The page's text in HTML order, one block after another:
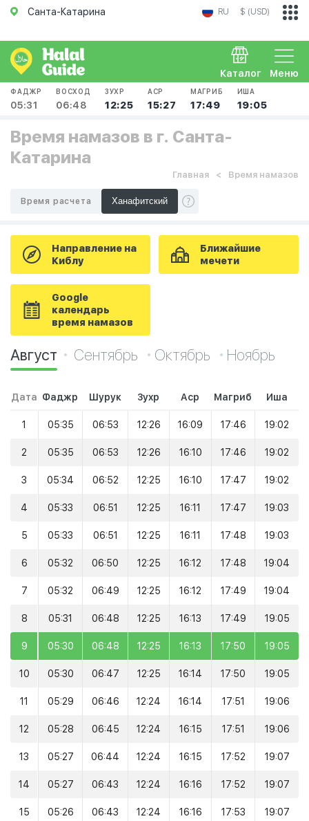
Санта-Катарина RU $ (USD)
Меню
Каталог
ФАДЖР
05:31
ВОСХОД
06:48
ЗУХР
12:25
АСР
15:27
МАГРИБ
17:49
ИША
19:05
Время намазов в г. Санта-
Катарина
Главная Время намазов
Время расчета
Направление на
Киблу
Ближайшие
мечети
Google
календарь
время намазов
Август Сентябрь Октябрь Ноябрь
Дата Фаджр Шурук Зухр Аср Магриб Иша
1 05:35 06:53 12:26 16:09 17:46 19:02
2 05:35 06:53 12:26 16:10 17:46 19:02
3 05:34 06:52 12:25 16:10 17:47 19:02
4 05:33 06:51 12:25 16:11 17:47 19:03
5 05:33 06:51 12:25 16:11 17:48 19:03
6 05:32 06:50 12:25 16:12 17:48 19:04
7 05:32 06:49 12:25 16:12 17:49 19:04
8 05:31 06:48 12:25 16:13 17:49 19:05
9 05:30 06:48 12:25 16:13 17:50 19:05
10 05:30 06:47 12:25 16:14 17:50 19:05
11 05:29 06:46 12:24 16:14 17:51 19:06
12 05:28 06:45 12:24 16:15 17:51 19:06
13 05:27 06:44 12:24 16:15 17:52 19:07
14 05:27 06:43 12:24 16:16 17:52 19:07
15 05:26 06:43 12:24 16:16 17:53 19:07